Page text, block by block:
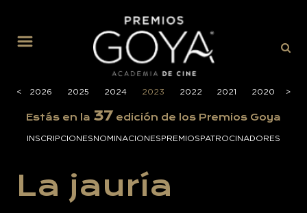
<
< 2026 2025 2024 2023 2022 2021 2020 >
>
Estás en la 37 edición de los Premios Goya
INSCRIPCIONESNOMINACIONESPREMIOSPATROCINADORES
La jauría